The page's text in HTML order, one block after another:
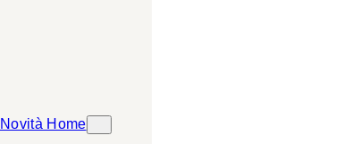
Novità Home